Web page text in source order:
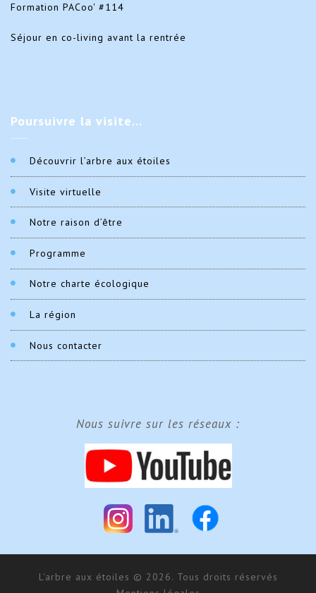
Formation PACoo' #114
Séjour en co-living avant la rentrée
Poursuivre la visite…
Découvrir l’arbre aux étoiles
Visite virtuelle
Notre raison d’être
Programme
Notre charte écologique
La région
Nous contacter
Nous suivre sur les réseaux :
L'arbre aux étoiles © 2026. Tous droits réservés